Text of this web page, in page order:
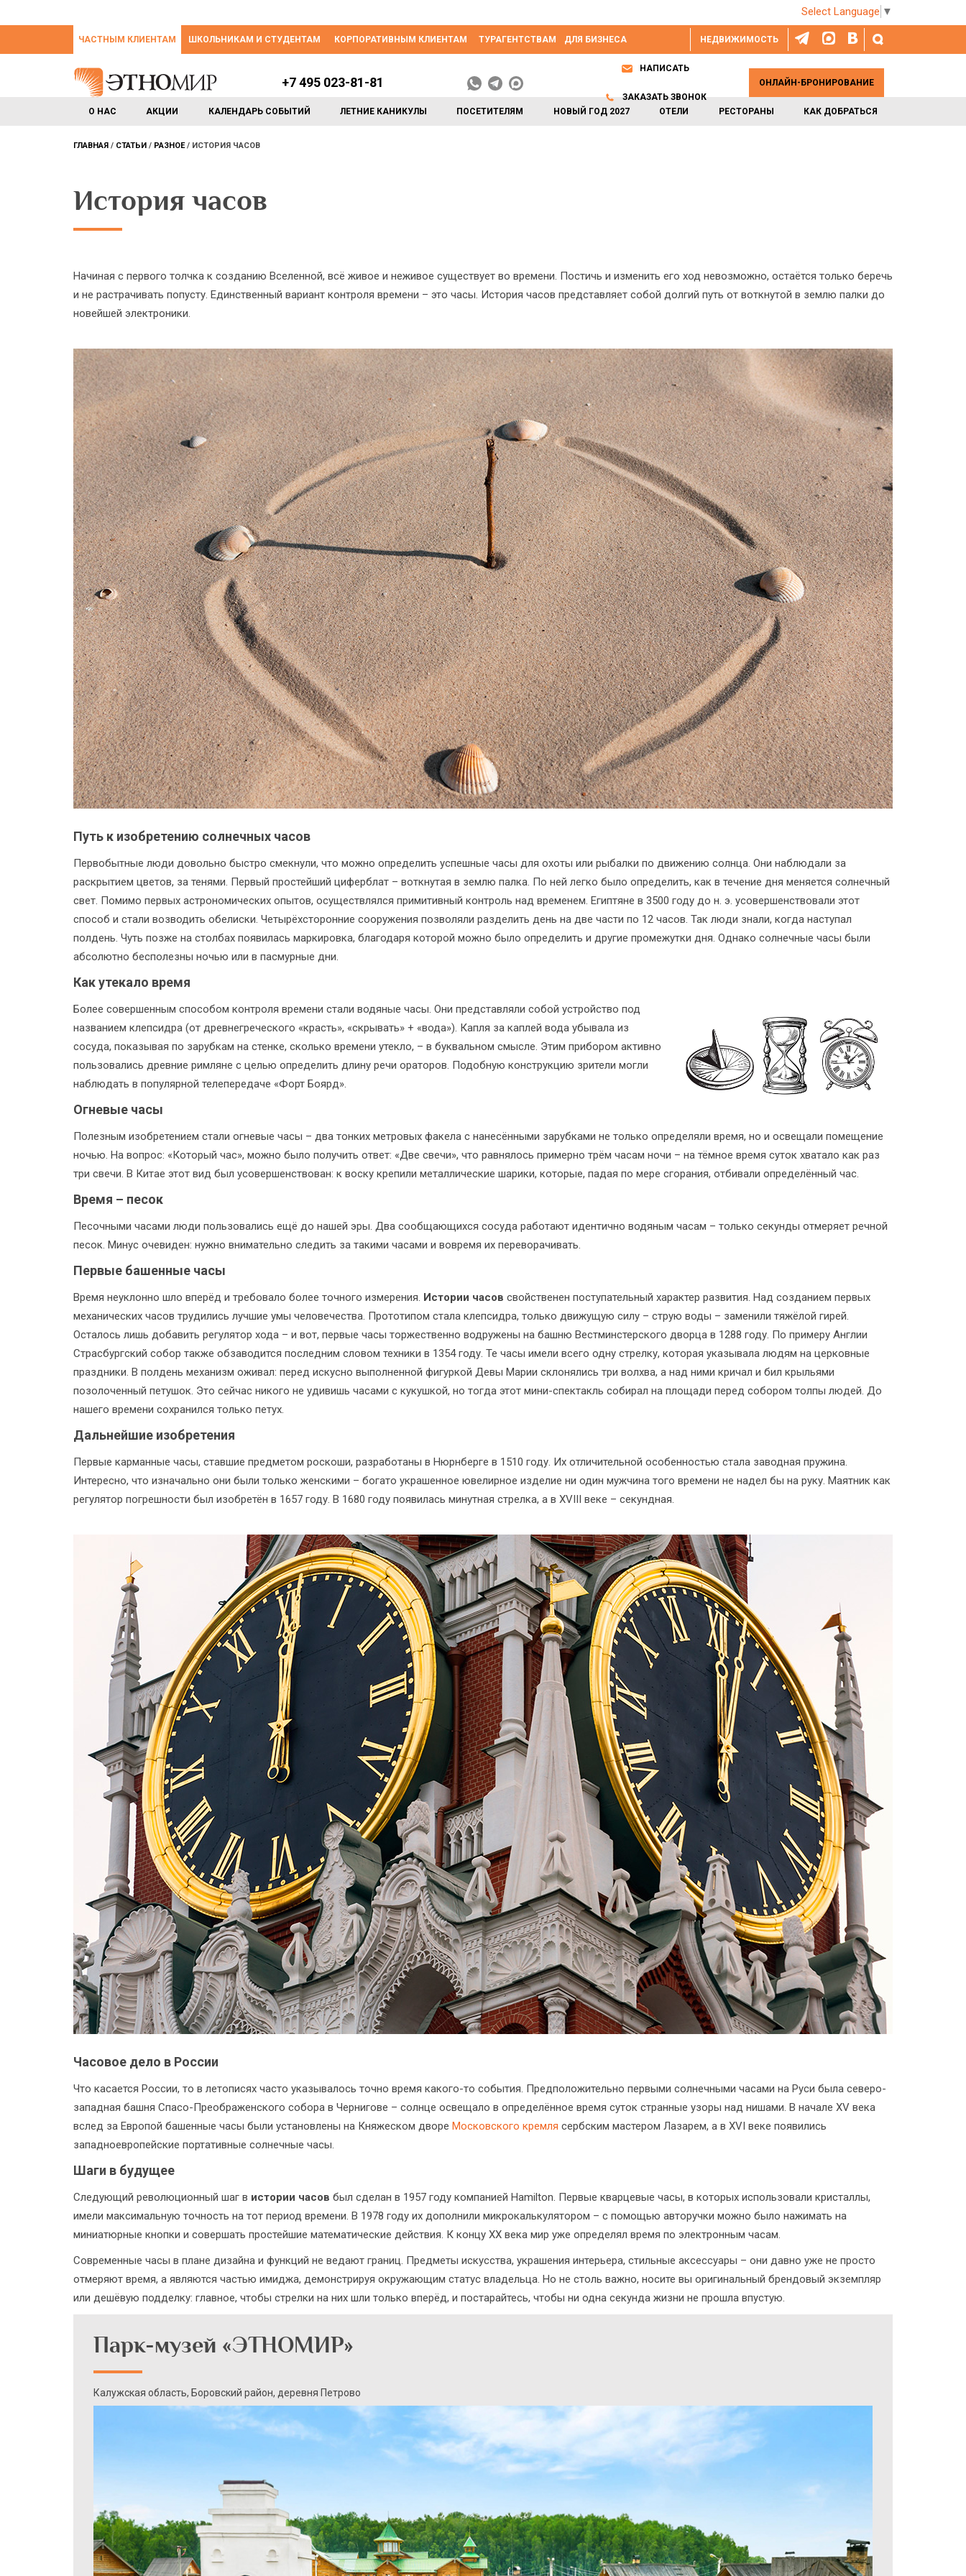
Select Language ▼
НЕДВИЖИМОСТЬ
ЧАСТНЫМ КЛИЕНТАМ ШКОЛЬНИКАМ И СТУДЕНТАМ КОРПОРАТИВНЫМ КЛИЕНТАМ ТУРАГЕНТСТВАМ ДЛЯ БИЗНЕСА
О НАС АКЦИИ КАЛЕНДАРЬ СОБЫТИЙ ЛЕТНИЕ КАНИКУЛЫ ПОСЕТИТЕЛЯМ НОВЫЙ ГОД 2027 ОТЕЛИ РЕСТОРАНЫ КАК ДОБРАТЬСЯ
+7 495 023-81-81
НАПИСАТЬ
ЗАКАЗАТЬ ЗВОНОК
ОНЛАЙН-БРОНИРОВАНИЕ
ГЛАВНАЯ СТАТЬИ РАЗНОЕ ИСТОРИЯ ЧАСОВ
История часов
Начиная с первого толчка к созданию Вселенной, всё живое и неживое существует во времени. Постичь и изменить его ход невозможно, остаётся только беречь
и не растрачивать попусту. Единственный вариант контроля времени – это часы. История часов представляет собой долгий путь от воткнутой в землю палки до
новейшей электроники.
Путь к изобретению солнечных часов
Первобытные люди довольно быстро смекнули, что можно определить успешные часы для охоты или рыбалки по движению солнца. Они наблюдали за
раскрытием цветов, за тенями. Первый простейший циферблат – воткнутая в землю палка. По ней легко было определить, как в течение дня меняется солнечный
свет. Помимо первых астрономических опытов, осуществлялся примитивный контроль над временем. Египтяне в 3500 году до н. э. усовершенствовали этот
способ и стали возводить обелиски. Четырёхсторонние сооружения позволяли разделить день на две части по 12 часов. Так люди знали, когда наступал
полдень. Чуть позже на столбах появилась маркировка, благодаря которой можно было определить и другие промежутки дня. Однако солнечные часы были
абсолютно бесполезны ночью или в пасмурные дни.
Как утекало время
Более совершенным способом контроля времени стали водяные часы. Они представляли собой устройство под
названием клепсидра (от древнегреческого «красть», «скрывать» + «вода»). Капля за каплей вода убывала из
сосуда, показывая по зарубкам на стенке, сколько времени утекло, – в буквальном смысле. Этим прибором активно
пользовались древние римляне с целью определить длину речи ораторов. Подобную конструкцию зрители могли
наблюдать в популярной телепередаче «Форт Боярд».
Огневые часы
Полезным изобретением стали огневые часы – два тонких метровых факела с нанесёнными зарубками не только определяли время, но и освещали помещение
ночью. На вопрос: «Который час», можно было получить ответ: «Две свечи», что равнялось примерно трём часам ночи – на тёмное время суток хватало как раз
три свечи. В Китае этот вид был усовершенствован: к воску крепили металлические шарики, которые, падая по мере сгорания, отбивали определённый час.
Время – песок
Песочными часами люди пользовались ещё до нашей эры. Два сообщающихся сосуда работают идентично водяным часам – только секунды отмеряет речной
песок. Минус очевиден: нужно внимательно следить за такими часами и вовремя их переворачивать.
Первые башенные часы
Время неуклонно шло вперёд и требовало более точного измерения. Истории часов свойственен поступательный характер развития. Над созданием первых
механических часов трудились лучшие умы человечества. Прототипом стала клепсидра, только движущую силу – струю воды – заменили тяжёлой гирей.
Осталось лишь добавить регулятор хода – и вот, первые часы торжественно водружены на башню Вестминстерского дворца в 1288 году. По примеру Англии
Страсбургский собор также обзаводится последним словом техники в 1354 году. Те часы имели всего одну стрелку, которая указывала людям на церковные
праздники. В полдень механизм оживал: перед искусно выполненной фигуркой Девы Марии склонялись три волхва, а над ними кричал и бил крыльями
позолоченный петушок. Это сейчас никого не удивишь часами с кукушкой, но тогда этот мини-спектакль собирал на площади перед собором толпы людей. До
нашего времени сохранился только петух.
Дальнейшие изобретения
Первые карманные часы, ставшие предметом роскоши, разработаны в Нюрнберге в 1510 году. Их отличительной особенностью стала заводная пружина.
Интересно, что изначально они были только женскими – богато украшенное ювелирное изделие ни один мужчина того времени не надел бы на руку. Маятник как
регулятор погрешности был изобретён в 1657 году. В 1680 году появилась минутная стрелка, а в XVIII веке – секундная.
Часовое дело в России
Что касается России, то в летописях часто указывалось точно время какого-то события. Предположительно первыми солнечными часами на Руси была северо-
западная башня Спасо-Преображенского собора в Чернигове – солнце освещало в определённое время суток странные узоры над нишами. В начале XV века
вслед за Европой башенные часы были установлены на Княжеском дворе Московского кремля сербским мастером Лазарем, а в XVI веке появились
западноевропейские портативные солнечные часы.
Шаги в будущее
Следующий революционный шаг в истории часов был сделан в 1957 году компанией Hamilton. Первые кварцевые часы, в которых использовали кристаллы,
имели максимальную точность на тот период времени. В 1978 году их дополнили микрокалькулятором – с помощью авторучки можно было нажимать на
миниатюрные кнопки и совершать простейшие математические действия. К концу XX века мир уже определял время по электронным часам.
Современные часы в плане дизайна и функций не ведают границ. Предметы искусства, украшения интерьера, стильные аксессуары – они давно уже не просто
отмеряют время, а являются частью имиджа, демонстрируя окружающим статус владельца. Но не столь важно, носите вы оригинальный брендовый экземпляр
или дешёвую подделку: главное, чтобы стрелки на них шли только вперёд, и постарайтесь, чтобы ни одна секунда жизни не прошла впустую.
Парк-музей «ЭТНОМИР»
Калужская область, Боровский район, деревня Петрово